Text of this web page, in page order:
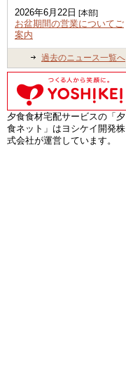
2026年6月22日 [本部]
お盆期間の営業についてご
案内
過去のニュース一覧へ
夕食食材宅配サービスの「夕
食ネット」はヨシケイ開発株
式会社が運営しています。